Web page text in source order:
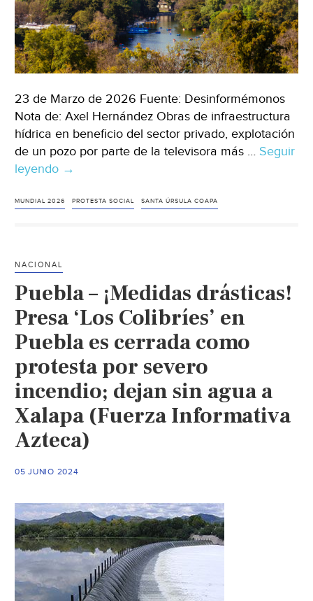
23 de Marzo de 2026 Fuente: Desinformémonos
Nota de: Axel Hernández Obras de infraestructura
hídrica en beneficio del sector privado, explotación
de un pozo por parte de la televisora más … Seguir
leyendo Ciudad
México-
saqueo
de
agua
para
el
Mundial
Santa
Úrsula
Coapa
(Desinformémonos)
→
MUNDIAL 2026 PROTESTA SOCIAL SANTA ÚRSULA COAPA
NACIONAL
Puebla – ¡Medidas drásticas!
Presa ‘Los Colibríes’ en
Puebla es cerrada como
protesta por severo
incendio; dejan sin agua a
Xalapa (Fuerza Informativa
Azteca)
05 JUNIO 2024